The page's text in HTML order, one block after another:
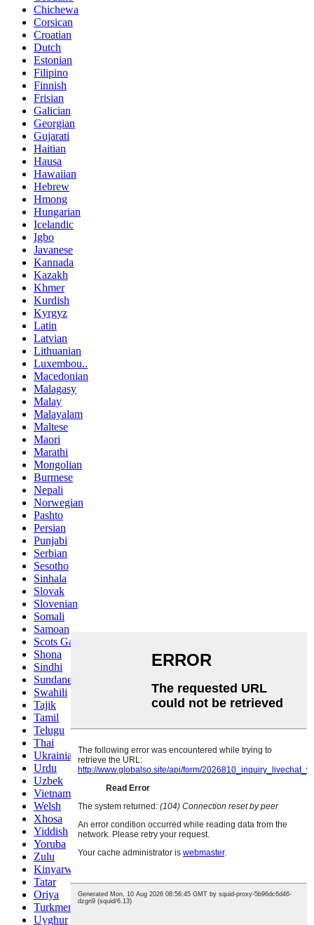
Chichewa
Corsican
Croatian
Dutch
Estonian
Filipino
Finnish
Frisian
Galician
Georgian
Gujarati
Haitian
Hausa
Hawaiian
Hebrew
Hmong
Hungarian
Icelandic
Igbo
Javanese
Kannada
Kazakh
Khmer
Kurdish
Kyrgyz
Latin
Latvian
Lithuanian
Luxembou..
Macedonian
Malagasy
Malay
Malayalam
Maltese
Maori
Marathi
Mongolian
Burmese
Nepali
Norwegian
Pashto
Persian
Punjabi
Serbian
Sesotho
Sinhala
Slovak
Slovenian
Somali
Samoan
Scots Gaelic
Shona
Sindhi
Sundanese
Swahili
Tajik
Tamil
Telugu
Thai
Ukrainian
Urdu
Uzbek
Vietnamese
Welsh
Xhosa
Yiddish
Yoruba
Zulu
Kinyarwanda
Tatar
Oriya
Turkmen
Uyghur